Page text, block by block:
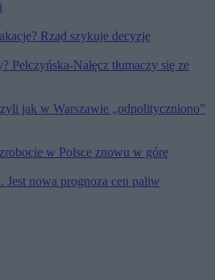
Rząd szykuje decyzję
Nałęcz tłumaczy się ze
jak w Warszawie „odpolityczniono”
w Polsce znowu w górę
Jest nowa prognoza cen paliw